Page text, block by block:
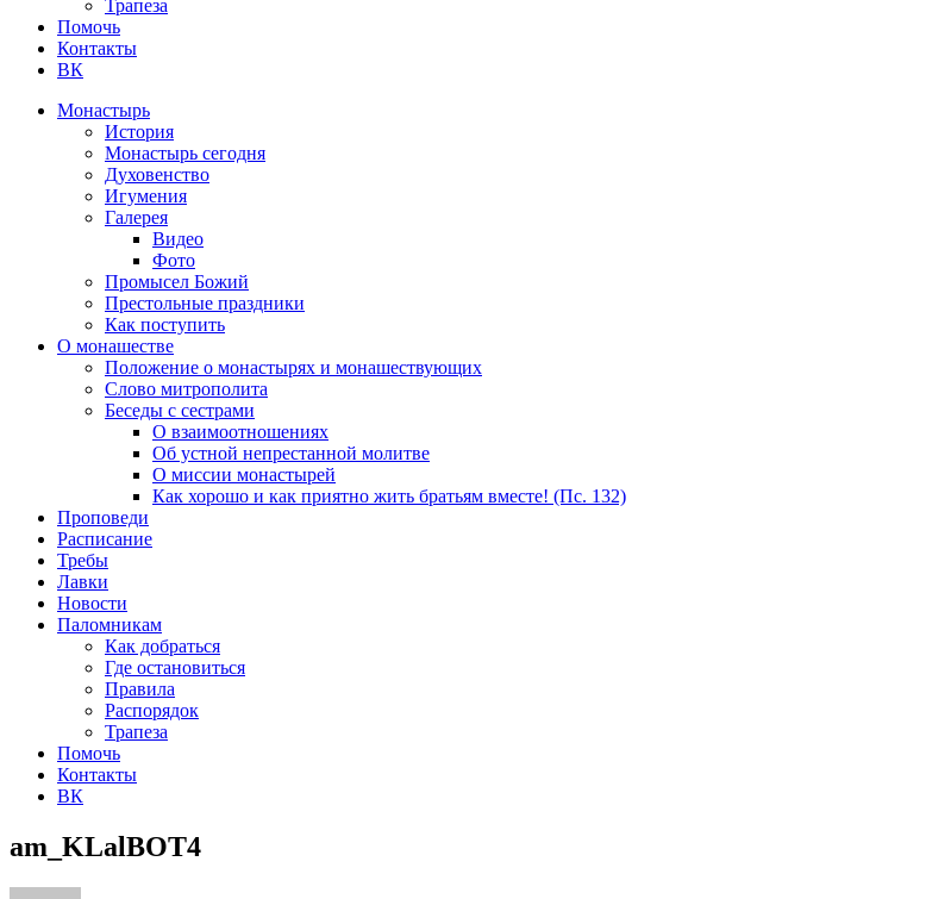
Трапеза
Помочь
Контакты
ВК
Монастырь
История
Монастырь сегодня
Духовенство
Игумения
Галерея
Видео
Фото
Промысел Божий
Престольные праздники
Как поступить
О монашестве
Положение о монастырях и монашествующих
Слово митрополита
Беседы с сестрами
О взаимоотношениях
Об устной непрестанной молитве
О миссии монастырей
Как хорошо и как приятно жить братьям вместе! (Пс. 132)
Проповеди
Расписание
Требы
Лавки
Новости
Паломникам
Как добраться
Где остановиться
Правила
Распорядок
Трапеза
Помочь
Контакты
ВК
am_KLalBOT4